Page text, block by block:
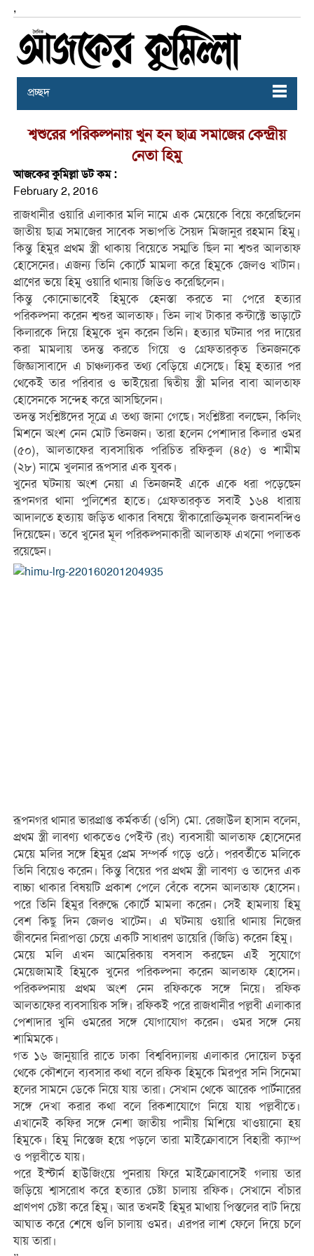
,
প্রচ্ছদ
শ্বশুরের পরিকল্পনায় খুন হন ছাত্র সমাজের কেন্দ্রীয়
নেতা হিমু
আজকের কুমিল্লা ডট কম :
February 2, 2016
রাজধানীর ওয়ারি এলাকার মলি নামে এক মেয়েকে বিয়ে করেছিলেন
জাতীয় ছাত্র সমাজের সাবেক সভাপতি সৈয়দ মিজানুর রহমান হিমু।
কিন্তু হিমুর প্রথম স্ত্রী থাকায় বিয়েতে সম্মতি ছিল না শ্বশুর আলতাফ
হোসেনের। এজন্য তিনি কোর্টে মামলা করে হিমুকে জেলও খাটান।
প্রাণের ভয়ে হিমু ওয়ারি থানায় জিডিও করেছিলেন।
কিন্তু কোনোভাবেই হিমুকে হেনস্তা করতে না পেরে হত্যার
পরিকল্পনা করেন শ্বশুর আলতাফ। তিন লাখ টাকার কন্টাক্টে ভাড়াটে
কিলারকে দিয়ে হিমুকে খুন করেন তিনি। হত্যার ঘটনার পর দায়ের
করা মামলায় তদন্ত করতে গিয়ে ও গ্রেফতারকৃত তিনজনকে
জিজ্ঞাসাবাদে এ চাঞ্চল্যকর তথ্য বেড়িয়ে এসেছে। হিমু হত্যার পর
থেকেই তার পরিবার ও ভাইয়েরা দ্বিতীয় স্ত্রী মলির বাবা আলতাফ
হোসেনকে সন্দেহ করে আসছিলেন।
তদন্ত সংশ্লিষ্টদের সূত্রে এ তথ্য জানা গেছে। সংশ্লিষ্টরা বলছেন, কিলিং
মিশনে অংশ নেন মোট তিনজন। তারা হলেন পেশাদার কিলার ওমর
(৫০), আলতাফের ব্যবসায়িক পরিচিত রফিকুল (৪৫) ও শামীম
(২৮) নামে খুলনার রূপসার এক যুবক।
খুনের ঘটনায় অংশ নেয়া এ তিনজনই একে একে ধরা পড়েছেন
রূপনগর থানা পুলিশের হাতে। গ্রেফতারকৃত সবাই ১৬৪ ধারায়
আদালতে হত্যায় জড়িত থাকার বিষয়ে স্বীকারোক্তিমূলক জবানবন্দিও
দিয়েছেন। তবে খুনের মূল পরিকল্পনাকারী আলতাফ এখনো পলাতক
রয়েছেন।
রূপনগর থানার ভারপ্রাপ্ত কর্মকর্তা (ওসি) মো. রেজাউল হাসান বলেন,
প্রথম স্ত্রী লাবণ্য থাকতেও পেইন্ট (রং) ব্যবসায়ী আলতাফ হোসেনের
মেয়ে মলির সঙ্গে হিমুর প্রেম সম্পর্ক গড়ে ওঠে। পরবর্তীতে মলিকে
তিনি বিয়েও করেন। কিন্তু বিয়ের পর প্রথম স্ত্রী লাবণ্য ও তাদের এক
বাচ্চা থাকার বিষয়টি প্রকাশ পেলে বেঁকে বসেন আলতাফ হোসেন।
পরে তিনি হিমুর বিরুদ্ধে কোর্টে মামলা করেন। সেই হামলায় হিমু
বেশ কিছু দিন জেলও খাটেন। এ ঘটনায় ওয়ারি থানায় নিজের
জীবনের নিরাপত্তা চেয়ে একটি সাধারণ ডায়েরি (জিডি) করেন হিমু।
মেয়ে মলি এখন আমেরিকায় বসবাস করছেন এই সুযোগে
মেয়েজামাই হিমুকে খুনের পরিকল্পনা করেন আলতাফ হোসেন।
পরিকল্পনায় প্রথম অংশ নেন রফিককে সঙ্গে নিয়ে। রফিক
আলতাফের ব্যবসায়িক সঙ্গি। রফিকই পরে রাজধানীর পল্লবী এলাকার
পেশাদার খুনি ওমরের সঙ্গে যোগাযোগ করেন। ওমর সঙ্গে নেয়
শামিমকে।
গত ১৬ জানুয়ারি রাতে ঢাকা বিশ্ববিদ্যালয় এলাকার দোয়েল চত্বর
থেকে কৌশলে ব্যবসার কথা বলে রফিক হিমুকে মিরপুর সনি সিনেমা
হলের সামনে ডেকে নিয়ে যায় তারা। সেখান থেকে আরেক পার্টনারের
সঙ্গে দেখা করার কথা বলে রিকশাযোগে নিয়ে যায় পল্লবীতে।
এখানেই কফির সঙ্গে নেশা জাতীয় পানীয় মিশিয়ে খাওয়ানো হয়
হিমুকে। হিমু নিস্তেজ হয়ে পড়লে তারা মাইক্রোবাসে বিহারী ক্যাম্প
ও পল্লবীতে যায়।
পরে ইস্টার্ন হাউজিংয়ে পুনরায় ফিরে মাইক্রোবাসেই গলায় তার
জড়িয়ে শ্বাসরোধ করে হত্যার চেষ্টা চালায় রফিক। সেখানে বাঁচার
প্রাণপণ চেষ্টা করে হিমু। আর তখনই হিমুর মাথায় পিস্তলের বাট দিয়ে
আঘাত করে শেষে গুলি চালায় ওমর। এরপর লাশ ফেলে দিয়ে চলে
যায় তারা।